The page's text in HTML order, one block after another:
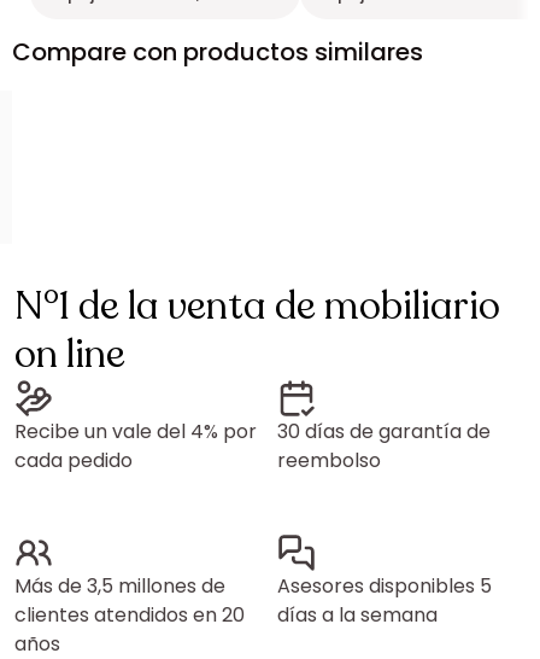
Compare con productos similares
N°1 de la venta de mobiliario
on line
Recibe un vale del 4% por
cada pedido
30 días de garantía de
reembolso
Más de 3,5 millones de
clientes atendidos en 20
años
Asesores disponibles 5
días a la semana